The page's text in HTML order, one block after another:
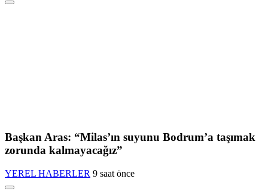
Başkan Aras: “Milas’ın suyunu Bodrum’a taşımak
zorunda kalmayacağız”
YEREL HABERLER 9 saat önce